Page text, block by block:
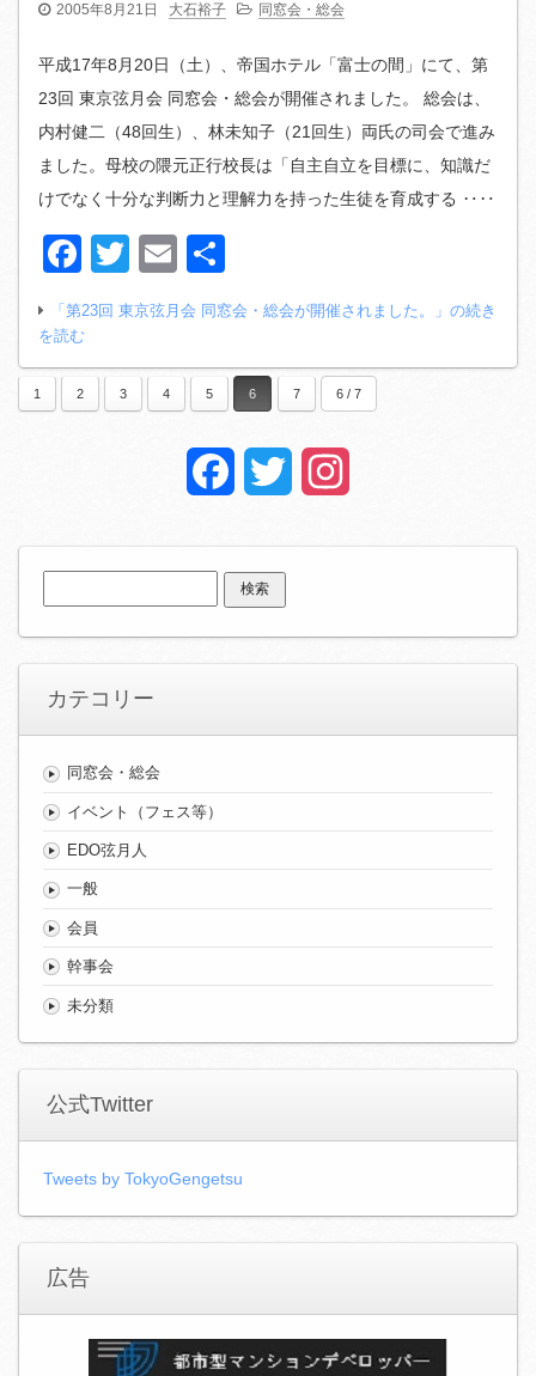
2005年8月21日 大石裕子 同窓会・総会
平成17年8月20日（土）、帝国ホテル「富士の間」にて、第
23回 東京弦月会 同窓会・総会が開催されました。 総会は、
内村健二（48回生）、林未知子（21回生）両氏の司会で進み
ました。母校の隈元正行校長は「自主自立を目標に、知識だ
けでなく十分な判断力と理解力を持った生徒を育成する ‥‥
Facebook
TwitterEmail
有
「第23回 東京弦月会 同窓会・総会が開催されました。」の続き
を読む
1 2 3 4 5 6 7 6 / 7
FacebookTwitter
索:
カテコリー
同窓会・総会
イベント（フェス等）
EDO弦月人
一般
会員
幹事会
未分類
公式Twitter
Tweets by TokyoGengetsu
広告